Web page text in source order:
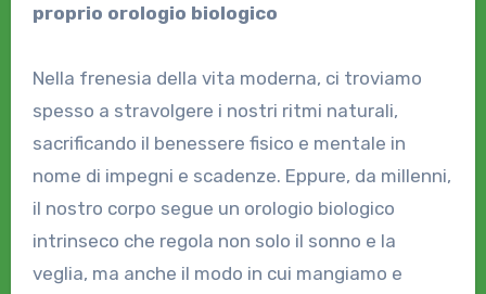
proprio orologio biologico
Nella frenesia della vita moderna, ci troviamo
spesso a stravolgere i nostri ritmi naturali,
sacrificando il benessere fisico e mentale in
nome di impegni e scadenze. Eppure, da millenni,
il nostro corpo segue un orologio biologico
intrinseco che regola non solo il sonno e la
veglia, ma anche il modo in cui mangiamo e